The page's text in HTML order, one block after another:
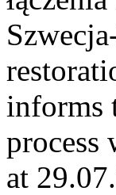
informs
process
at